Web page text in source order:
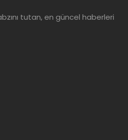
tutan, en güncel haberleri